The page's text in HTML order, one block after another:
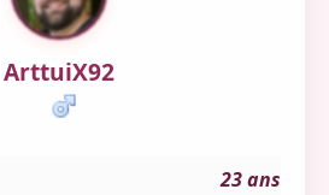
ArttuiX92
23 ans